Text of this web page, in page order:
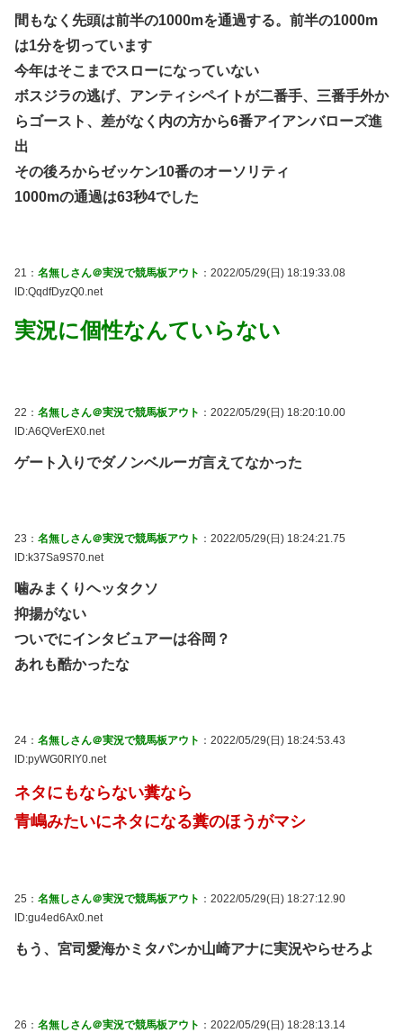
間もなく先頭は前半の1000mを通過する。前半の1000m
は1分を切っています
今年はそこまでスローになっていない
ボスジラの逃げ、アンティシペイトが二番手、三番手外か
らゴースト、差がなく内の方から6番アイアンバローズ進
出
その後ろからゼッケン10番のオーソリティ
1000mの通過は63秒4でした
21： 名無しさん＠実況で競馬板アウト ：2022/05/29(日) 18:19:33.08
ID:QqdfDyzQ0.net
実況に個性なんていらない
22： 名無しさん＠実況で競馬板アウト ：2022/05/29(日) 18:20:10.00
ID:A6QVerEX0.net
ゲート入りでダノンベルーガ言えてなかった
23： 名無しさん＠実況で競馬板アウト ：2022/05/29(日) 18:24:21.75
ID:k37Sa9S70.net
噛みまくりヘッタクソ
抑揚がない
ついでにインタビュアーは谷岡？
あれも酷かったな
24： 名無しさん＠実況で競馬板アウト ：2022/05/29(日) 18:24:53.43
ID:pyWG0RIY0.net
ネタにもならない糞なら
青嶋みたいにネタになる糞のほうがマシ
25： 名無しさん＠実況で競馬板アウト ：2022/05/29(日) 18:27:12.90
ID:gu4ed6Ax0.net
もう、宮司愛海かミタパンか山崎アナに実況やらせろよ
26： 名無しさん＠実況で競馬板アウト ：2022/05/29(日) 18:28:13.14